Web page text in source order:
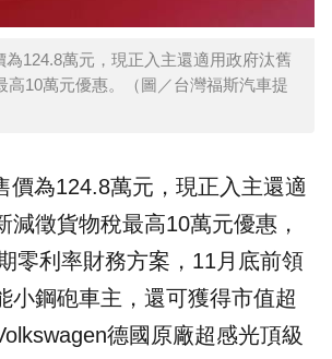
為124.8萬元，現正入主還適用政府汰舊
高10萬元優惠。（圖／台灣福斯汽車提
價為124.8萬元，現正入主還適
減徵貨物稅最高10萬元優惠，
零利率財務方案，11月底前領
小鋼砲車主，還可獲得市值超
德國原廠超感光頂級